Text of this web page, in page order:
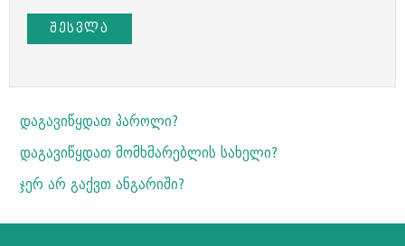
ᲨᲔᲡᲕᲚᲐ
დაგავიწყდათ პაროლი?
დაგავიწყდათ მომხმარებლის სახელი?
ჯერ არ გაქვთ ანგარიში?